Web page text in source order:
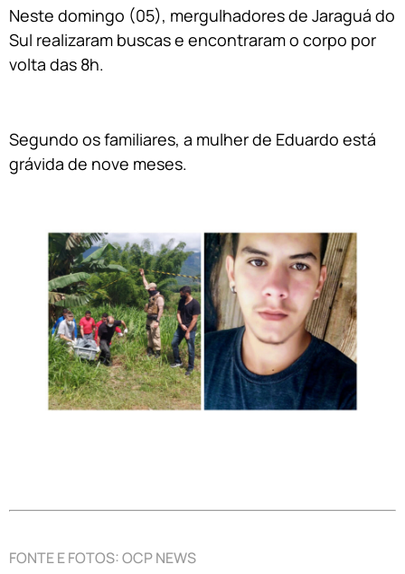
Neste domingo (05), mergulhadores de Jaraguá do
Sul realizaram buscas e encontraram o corpo por
volta das 8h.
Segundo os familiares, a mulher de Eduardo está
grávida de nove meses.
FONTE E FOTOS: OCP NEWS